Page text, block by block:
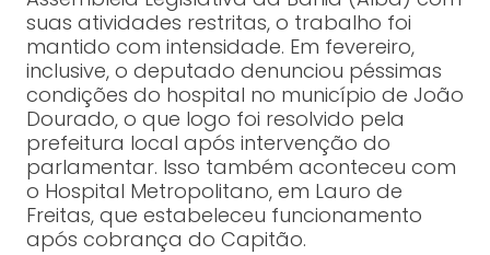
suas atividades restritas, o trabalho foi
mantido com intensidade. Em fevereiro,
inclusive, o deputado denunciou péssimas
condições do hospital no município de João
Dourado, o que logo foi resolvido pela
prefeitura local após intervenção do
parlamentar. Isso também aconteceu com
o Hospital Metropolitano, em Lauro de
Freitas, que estabeleceu funcionamento
após cobrança do Capitão.